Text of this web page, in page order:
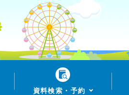
資料検索・予約